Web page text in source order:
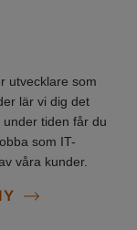
utvecklare som
lär vi dig det
tiden får du
som IT-
våra kunder.